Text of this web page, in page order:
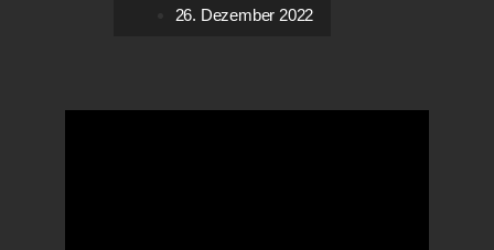
26. Dezember 2022